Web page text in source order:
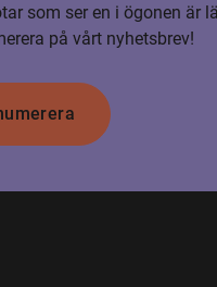
som ser en i ögonen är
på vårt nyhetsbrev!